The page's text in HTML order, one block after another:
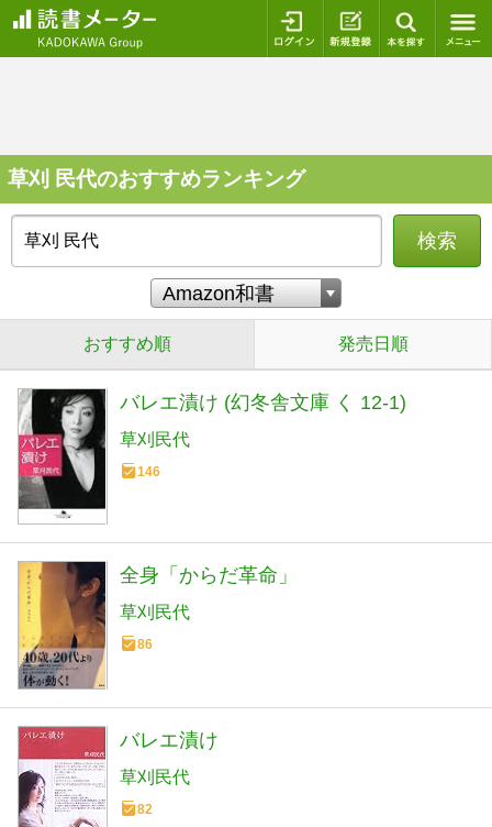
ログイン 新規登録
草刈 民代のおすすめランキング
検索
おすすめ順 発売日順
バレエ漬け (幻冬舎文庫 く 12-1)
草刈民代
146
全身「からだ革命」
草刈民代
86
バレエ漬け
草刈民代
82